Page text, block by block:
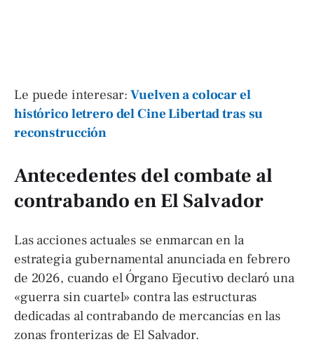
Le puede interesar:Vuelven a colocar el
histórico letrero del Cine Libertad tras su
reconstrucción
Antecedentes del combate al
contrabando en El Salvador
Las acciones actuales se enmarcan en la
estrategia gubernamental anunciada en febrero
de 2026, cuando el Órgano Ejecutivo declaró una
«guerra sin cuartel» contra las estructuras
dedicadas al contrabando de mercancías en las
zonas fronterizas de El Salvador.